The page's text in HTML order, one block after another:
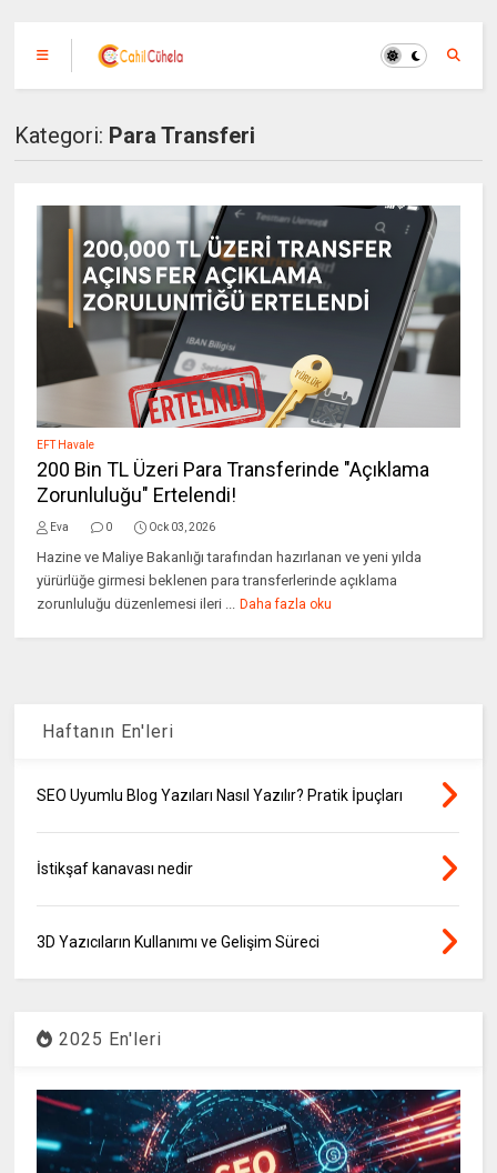
Kategori: Para Transferi
EFT Havale
200 Bin TL Üzeri Para Transferinde "Açıklama
Zorunluluğu" Ertelendi!
Eva 0 Ock 03, 2026
Hazine ve Maliye Bakanlığı tarafından hazırlanan ve yeni yılda
yürürlüğe girmesi beklenen para transferlerinde açıklama
zorunluluğu düzenlemesi ileri ... Daha fazla oku
Haftanın En'leri
SEO Uyumlu Blog Yazıları Nasıl Yazılır? Pratik İpuçları
İstikşaf kanavası nedir
3D Yazıcıların Kullanımı ve Gelişim Süreci
2025 En'leri